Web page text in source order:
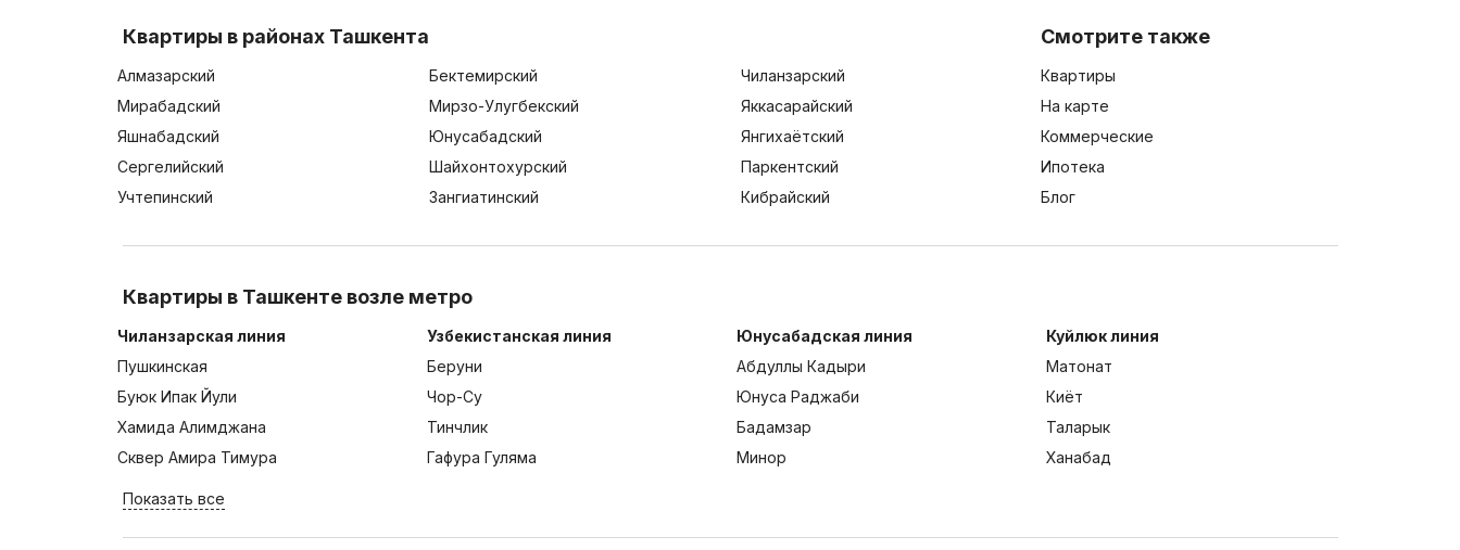
Квартиры в районах Ташкента
Алмазарский Бектемирский
Чиланзарский
Мирабадский
Мирзо-Улугбекский
Яккасарайский
Яшнабадский
Юнусабадский
Янгихаётский
Сергелийский
Шайхонтохурский
Паркентский
Учтепинский
Зангиатинский Кибрайский
Смотрите также
Квартиры
На карте
Коммерческие
Ипотека
Блог
Квартиры в Ташкенте возле метро
Чиланзарская линия
Пушкинская
Буюк Ипак Йули
Хамида Алимджана
Сквер Амира Тимура
Узбекистанская линия
Беруни
Чор-Су
Тинчлик
Гафура Гуляма
Юнусабадская линия
Абдуллы Кадыри
Юнуса Раджаби
Бадамзар
Минор
Куйлюк линия
Матонат
Киёт
Таларык
Ханабад
Показать все